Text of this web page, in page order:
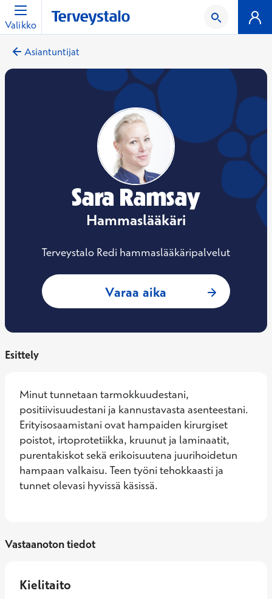
Valikko
Asiantuntijat
Sara Ramsay
Hammaslääkäri
Terveystalo Redi hammaslääkäripalvelut
Varaa aika : Sara Ramsay,
Esittely
Minut tunnetaan tarmokkuudestani,
positiivisuudestani ja kannustavasta asenteestani.
Erityisosaamistani ovat hampaiden kirurgiset
poistot, irtoprotetiikka, kruunut ja laminaatit,
purentakiskot sekä erikoisuutena juurihoidetun
hampaan valkaisu. Teen työni tehokkaasti ja
tunnet olevasi hyvissä käsissä.
Vastaanoton tiedot
Kielitaito